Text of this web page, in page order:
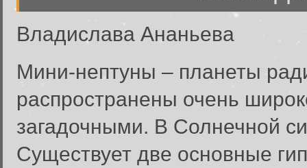
Владислава Ананьева
Мини-нептуны – планеты
распространены очень
загадочными. В Солнечной
Существует две основные